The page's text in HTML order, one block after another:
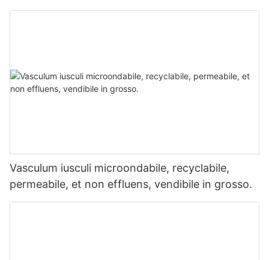
Vasculum iusculi microondabile, recyclabile,
permeabile, et non effluens, vendibile in grosso.